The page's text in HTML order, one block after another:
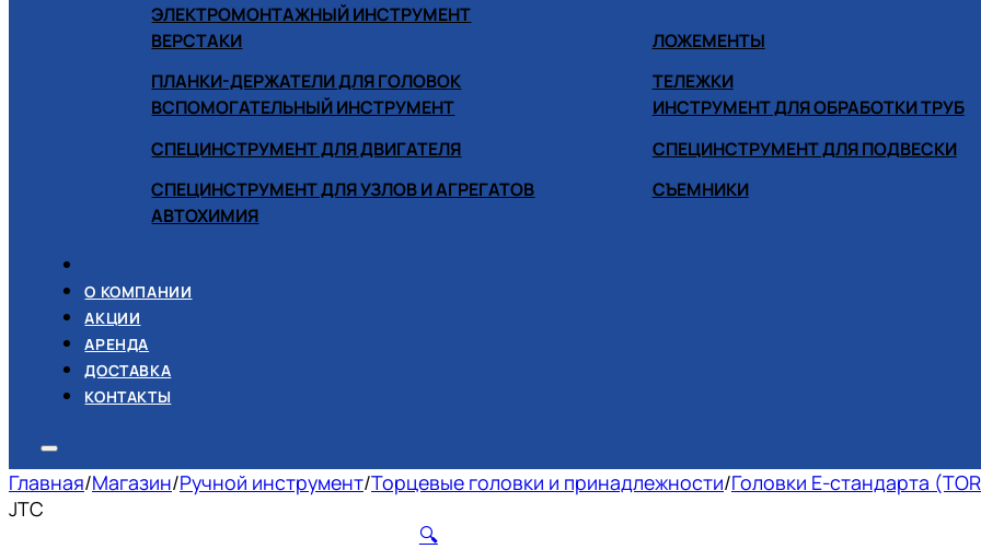
ЭЛЕКТРОМОНТАЖНЫЙ ИНСТРУМЕНТ
ВЕРСТАКИ
ЛОЖЕМЕНТЫ
ПЛАНКИ-ДЕРЖАТЕЛИ ДЛЯ ГОЛОВОК
ТЕЛЕЖКИ
ВСПОМОГАТЕЛЬНЫЙ ИНСТРУМЕНТ
ИНСТРУМЕНТ ДЛЯ ОБРАБОТКИ ТРУБ
СПЕЦИНСТРУМЕНТ ДЛЯ ДВИГАТЕЛЯ
СПЕЦИНСТРУМЕНТ ДЛЯ ПОДВЕСКИ
СПЕЦИНСТРУМЕНТ ДЛЯ УЗЛОВ И АГРЕГАТОВ
СЪЕМНИКИ
АВТОХИМИЯ
О КОМПАНИИ
АКЦИИ
АРЕНДА
ДОСТАВКА
КОНТАКТЫ
Главная/Магазин/Ручной инструмент/Торцевые головки и принадлежности/Головки E-стандарта
JTC
🔍